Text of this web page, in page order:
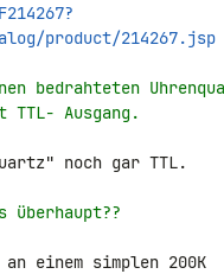
product/214267.jsp
bedrahteten
TTL- Ausgang.
noch gar TTL.
überhaupt??
einem simplen 200K